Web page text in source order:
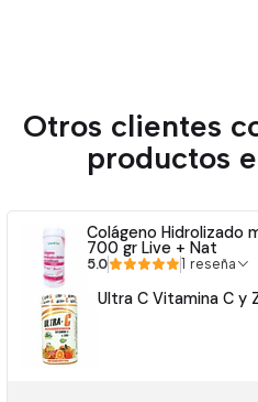
Otros clientes
productos
Colágeno Hidrolizado
700 gr Live + Nat
5.0 1 reseña
Ultra C Vitamina C y